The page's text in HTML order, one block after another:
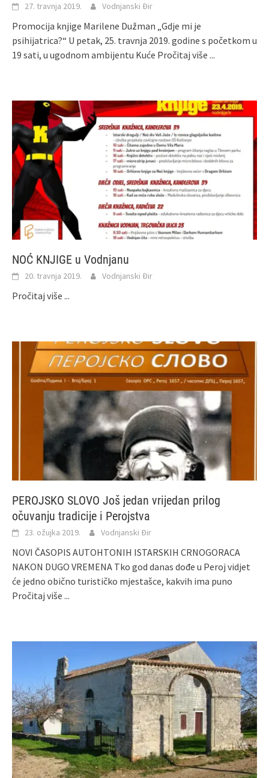
27. travnja 2019. Vodnjanski Đir
Promocija knjige Marilene Dužman „Gdje mi je
psihijatrica?“ U petak, 25. travnja 2019. godine s početkom u
19 sati, u ugodnom ambijentu Kuće Pročitaj više ...
NOĆ KNJIGE u Vodnjanu
20. travnja 2019. Vodnjanski Đir
Pročitaj više ...
PEROJSKO SLOVO Još jedan vrijedan prilog
očuvanju tradicije i Perojstva
23. ožujka 2019. Vodnjanski Đir
NOVI ČASOPIS AUTOHTONIH ISTARSKIH CRNOGORACA
NAKON DUGO VREMENA Tko god danas dođe u Peroj vidjet
će jedno obično turističko mjestašce, kakvih ima puno
Pročitaj više ...